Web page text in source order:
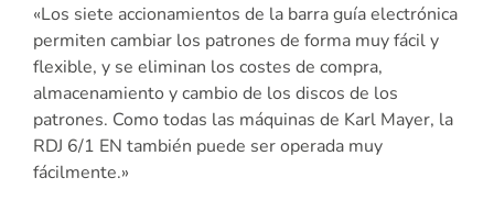
«Los siete accionamientos de la barra guía electrónica
permiten cambiar los patrones de forma muy fácil y
flexible, y se eliminan los costes de compra,
almacenamiento y cambio de los discos de los
patrones. Como todas las máquinas de Karl Mayer, la
RDJ 6/1 EN también puede ser operada muy
fácilmente.»